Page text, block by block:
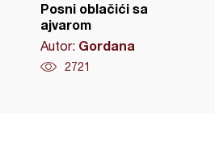
Posni oblačići sa
ajvarom
Autor: Gordana
2721